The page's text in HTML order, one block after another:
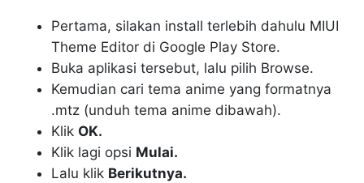
Pertama, silakan install terlebih dahulu MIUI
Theme Editor di Google Play Store.
Buka aplikasi tersebut, lalu pilih Browse.
Kemudian cari tema anime yang formatnya
.mtz (unduh tema anime dibawah).
Klik OK.
Klik lagi opsi Mulai.
Lalu klik Berikutnya.